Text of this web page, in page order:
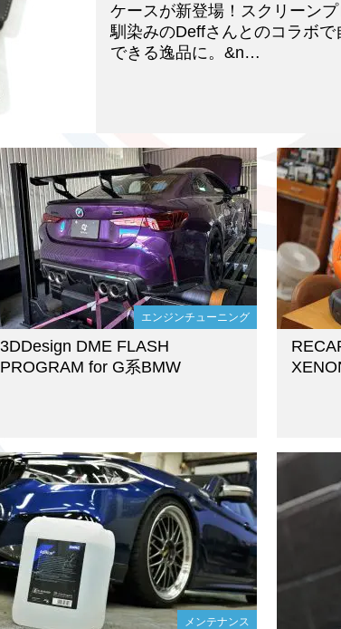
ケースが新登場！スクリーン
馴染みのDeffさんとのコラボ
できる逸品に。&n…
エンジンチューニング
3DDesign DME FLASH
PROGRAM for G系BMW
メンテナンス